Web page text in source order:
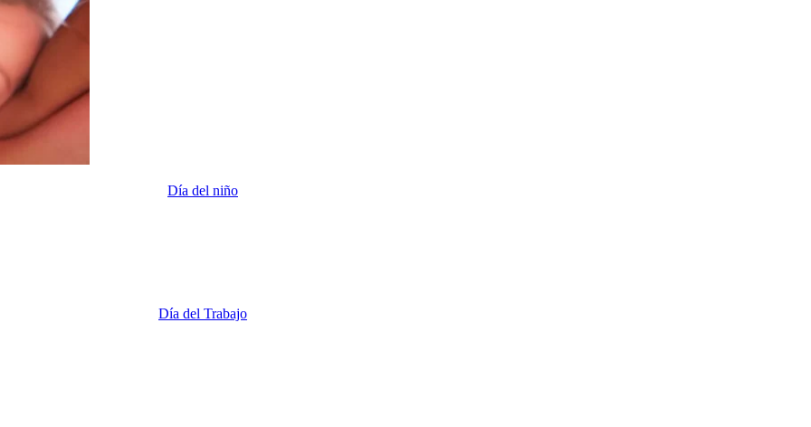
Día del niño
Día del Trabajo